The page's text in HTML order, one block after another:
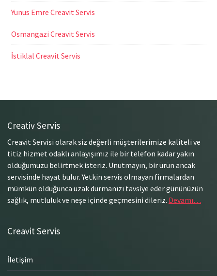
Yunus Emre Creavit Servis
Osmangazi Creavit Servis
İstiklal Creavit Servis
Creativ Servis
Creavit Servisi olarak siz değerli müşterilerimize kaliteli ve
titiz hizmet odaklı anlayışımız ile bir telefon kadar yakın
olduğumuzu belirtmek isteriz. Unutmayın, bir ürün ancak
servisinde hayat bulur. Yetkin servis olmayan firmalardan
mümkün olduğunca uzak durmanızı tavsiye eder gününüzün
sağlık, mutluluk ve neşe içinde geçmesini dileriz. Devamı…
Creavit Servis
İletişim